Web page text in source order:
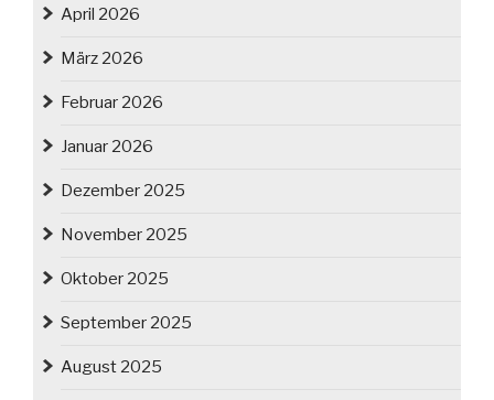
April 2026
März 2026
Februar 2026
Januar 2026
Dezember 2025
November 2025
Oktober 2025
September 2025
August 2025